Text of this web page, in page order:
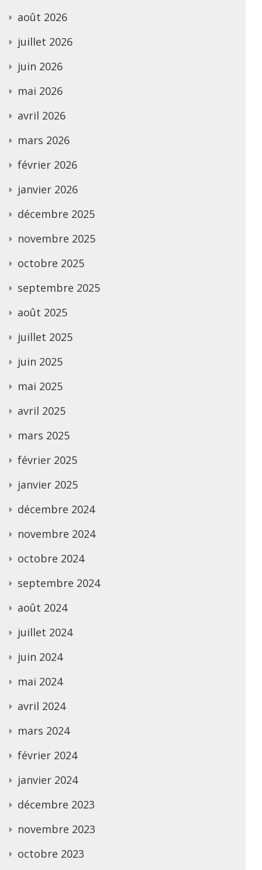
août 2026
juillet 2026
juin 2026
mai 2026
avril 2026
mars 2026
février 2026
janvier 2026
décembre 2025
novembre 2025
octobre 2025
septembre 2025
août 2025
juillet 2025
juin 2025
mai 2025
avril 2025
mars 2025
février 2025
janvier 2025
décembre 2024
novembre 2024
octobre 2024
septembre 2024
août 2024
juillet 2024
juin 2024
mai 2024
avril 2024
mars 2024
février 2024
janvier 2024
décembre 2023
novembre 2023
octobre 2023